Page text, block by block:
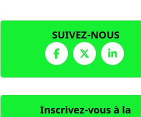
SUIVEZ-NOUS
Inscrivez-vous à la